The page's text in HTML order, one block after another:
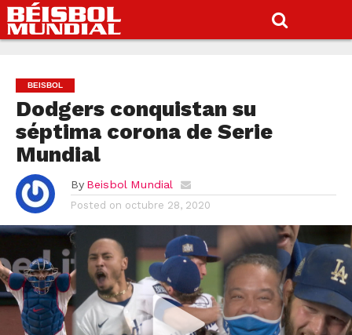
BEISBOL
Dodgers conquistan su
séptima corona de Serie
Mundial
By Beisbol Mundial
Posted on octubre 28, 2020